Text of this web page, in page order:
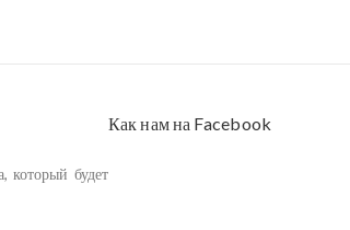
который будет
Как нам на Facebook